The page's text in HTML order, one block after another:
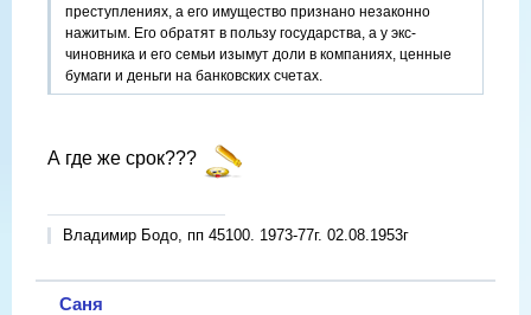
преступлениях, а его имущество признано незаконно
нажитым. Его обратят в пользу государства, а у экс-
чиновника и его семьи изымут доли в компаниях, ценные
бумаги и деньги на банковских счетах.
А где же срок???
Владимир Бодо, пп 45100. 1973-77г. 02.08.1953г
Саня